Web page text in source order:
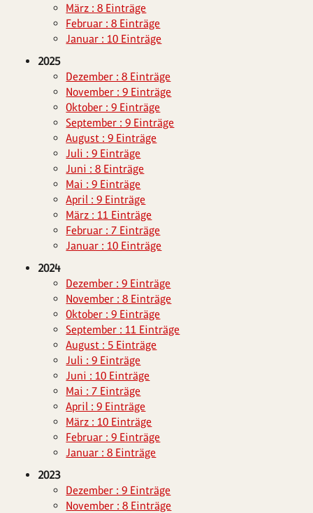
März : 8 Einträge
Februar : 8 Einträge
Januar : 10 Einträge
2025
Dezember : 8 Einträge
November : 9 Einträge
Oktober : 9 Einträge
September : 9 Einträge
August : 9 Einträge
Juli : 9 Einträge
Juni : 8 Einträge
Mai : 9 Einträge
April : 9 Einträge
März : 11 Einträge
Februar : 7 Einträge
Januar : 10 Einträge
2024
Dezember : 9 Einträge
November : 8 Einträge
Oktober : 9 Einträge
September : 11 Einträge
August : 5 Einträge
Juli : 9 Einträge
Juni : 10 Einträge
Mai : 7 Einträge
April : 9 Einträge
März : 10 Einträge
Februar : 9 Einträge
Januar : 8 Einträge
2023
Dezember : 9 Einträge
November : 8 Einträge